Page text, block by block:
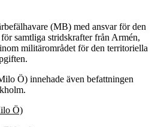
(MB) med ansvar för den
samtliga stridskrafter från Armén,
inom militärområdet för den territoriella
Ö) innehade även befattningen
Ö)